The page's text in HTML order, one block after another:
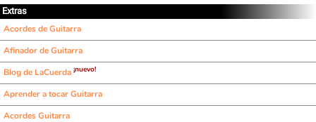
Extras
Acordes de Guitarra
Afinador de Guitarra
Blog de LaCuerda ¡nuevo!
Aprender a tocar Guitarra
Acordes Guitarra